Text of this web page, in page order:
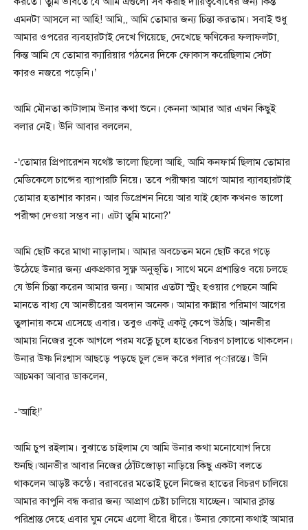
এমনটা আসলে না আহি! আমি,, আমি তোমার জন্য চিন্তা করতাম। সবাই শুধু
আমার ওপরের ব্যবহারটাই দেখে গিয়েছে, দেখেছে ক্ষণিকের ফলাফলটা,
কিন্ত আমি যে তোমার ক্যারিয়ার গঠনের দিকে ফোকাস করেছিলাম সেটা
কারও নজরে পড়েনি।’
আমি মৌনতা কাটালাম উনার কথা শুনে। কেননা আমার আর এখন কিছুই
বলার নেই। উনি আবার বললেন,
-‘তোমার প্রিপারেশন যথেষ্ট ভালো ছিলো আহি, আমি কনফার্ম ছিলাম তোমার
মেডিকেলে চান্সের ব্যাপারটি নিয়ে। তবে পরীক্ষার আগে আমার ব্যাবহারটাই
তোমার হতাশার কারন। আর ডিপ্রেশন নিয়ে আর যাই হোক কখনও ভালো
পরীক্ষা দেওয়া সম্ভব না। এটা তুমি মানো?’
আমি ছোট করে মাথা নাড়ালাম। আমার অবচেতন মনে ছোট করে গড়ে
উঠেছে উনার জন্য একপ্রকার সুক্ষ্ণ অনুভূতি। সাথে মনে প্রশান্তিও বয়ে চলছে
যে উনি চিন্তা করেন আমার জন্য। আমার এতটা স্ট্রং হওয়ার পেছনে আমি
মানতে বাধ্য যে আনভীরের অবদান অনেক। আমার কান্নার পরিমাণ আগের
তুলানায় কমে এসেছে এবার। তবুও একটু একটু কেপে উঠছি। আনভীর
আমায় নিজের বুকে আগলে পরম যত্নে চুলে হাতের বিচরণ চালাতে থাকলেন।
উনার উষ্ণ নিঃশ্বাস আছড়ে পড়ছে চুল ভেদ করে গলার প্ারন্তে। উনি
আচমকা আবার ডাকলেন,
-‘আহি!’
আমি চুপ রইলাম। বুঝাতে চাইলাম যে আমি উনার কথা মনোযোগ দিয়ে
শুনছি।আনভীর আবার নিজের ঠোঁটজোড়া নাড়িয়ে কিছু একটা বলতে
থাকলেন আড়ষ্ট কন্ঠে। বরাবরের মতোই চুলে নিজের হাতের বিচরণ চালিয়ে
আমার কাপুনি বন্ধ করার জন্য আপ্রাণ চেষ্টা চালিয়ে যাচ্ছেন। আমার ক্লান্ত
পরিশ্রান্ত দেহে এবার ঘুম নেমে এলো ধীরে ধীরে। উনার কোনো কথাই আমার